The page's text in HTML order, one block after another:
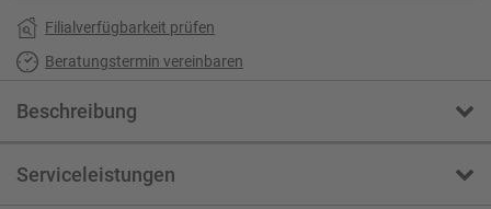
Filialverfügbarkeit prüfen
Beratungstermin vereinbaren
Beschreibung
Serviceleistungen